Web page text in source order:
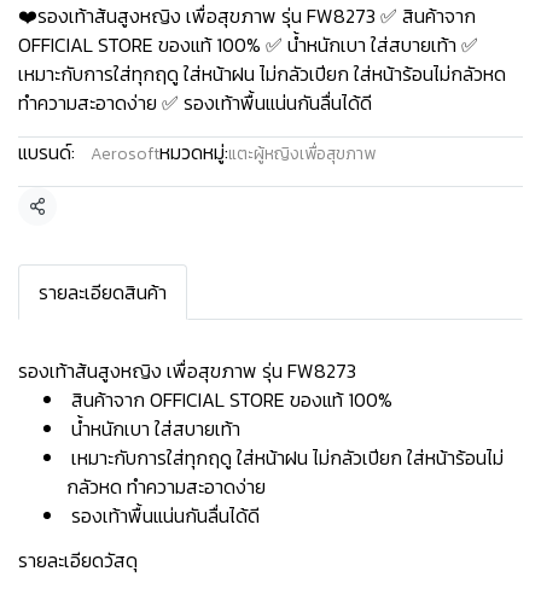
❤️รองเท้าส้นสูงหญิง เพื่อสุขภาพ รุ่น FW8273 ✅ สินค้าจาก
OFFICIAL STORE ของแท้ 100% ✅ น้ำหนักเบา ใส่สบายเท้า ✅
เหมาะกับการใส่ทุกฤดู ใส่หน้าฝน ไม่กลัวเปียก ใส่หน้าร้อนไม่กลัวหด
ทำความสะอาดง่าย ✅ รองเท้าพื้นแน่นกันลื่นได้ดี
แบรนด์:
Aerosoftหมวดหมู่:แตะผู้หญิงเพื่อสุขภาพ
แชร์
รายละเอียดสินค้า
รองเท้าส้นสูงหญิง เพื่อสุขภาพ รุ่น FW8273
สินค้าจาก OFFICIAL STORE ของแท้ 100%
น้ำหนักเบา ใส่สบายเท้า
เหมาะกับการใส่ทุกฤดู ใส่หน้าฝน ไม่กลัวเปียก ใส่หน้าร้อนไม่
กลัวหด ทำความสะอาดง่าย
รองเท้าพื้นแน่นกันลื่นได้ดี
รายละเอียดวัสดุ